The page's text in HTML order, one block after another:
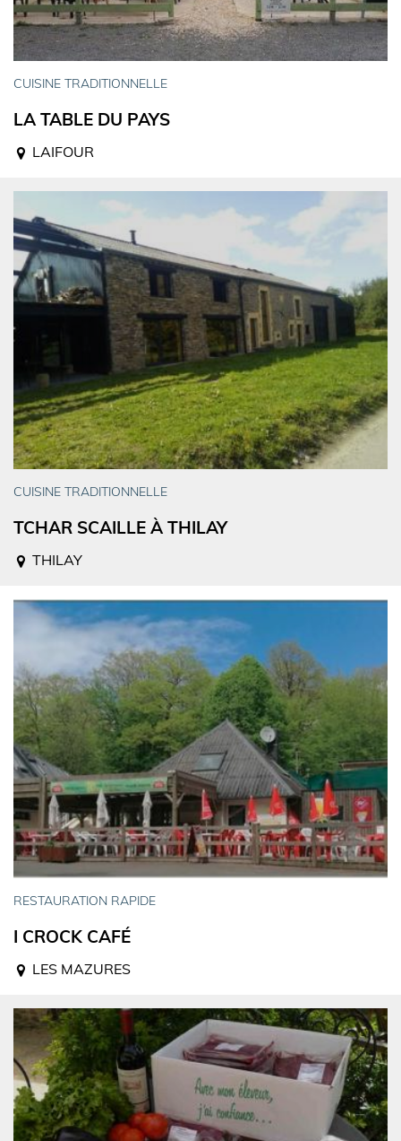
CUISINE TRADITIONNELLE
LA TABLE DU PAYS
LAIFOUR
CUISINE TRADITIONNELLE
TCHAR SCAILLE À THILAY
THILAY
RESTAURATION RAPIDE
I CROCK CAFÉ
LES MAZURES